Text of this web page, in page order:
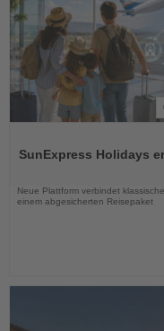
die
SunExpress Holidays
Neue Plattform verbindet
einem abgesicherten Reisepaket